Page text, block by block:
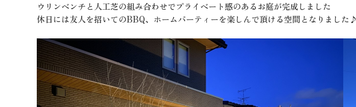
ウリンベンチと人工芝の組み合わせでプライベート感のあるお庭が完成しました
休日には友人を招いてのBBQ、ホームパーティーを楽しんで頂ける空間となりました♪